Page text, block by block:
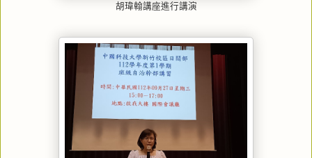
胡瑋翰講座進行講演